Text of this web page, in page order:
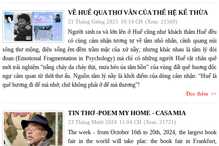
VỀ HUẾ QUA THƠ VĂN CỦA THẾ HỆ KẾ THỪA
21 Tháng Giêng 2025 10:14 CH (Xem: 21569)
Người sinh ra và lớn lên ở Huế cũng như khách thăm Huế đều
có cùng cảm nhận tương tự về tầm nhỏ nhắn, cảnh quang núi
sông thơ mộng, điệu sống êm đềm trầm mặc của xứ nầy; nhưng khác nhau là tâm lý đòi
đoạn (Emotional Fragmentation in Psychology) mà chỉ có những người Huế rặt chân quê
mới trải nghiệm “nắng cháy da cháy thịt, mưa héo úa tâm hồn” của vùng đất quê huơng độc
ngự cảm quan từ thời thơ ấu. Nguồn tâm lý nầy là khởi điểm của dòng cảm nhận: “Huế là
quê hương đi để mà nhớ; chứ không phải ở để mà thương”!
Đọc thêm
TIN THƠ -POEM MY HOME - CASA MIA
23 Tháng Mười 2024 11:04 CH (Xem: 21721)
The week - from October 16th to 20th, 2024, the largest book
fair in the world will take plac: the book fair in Frankfurt,